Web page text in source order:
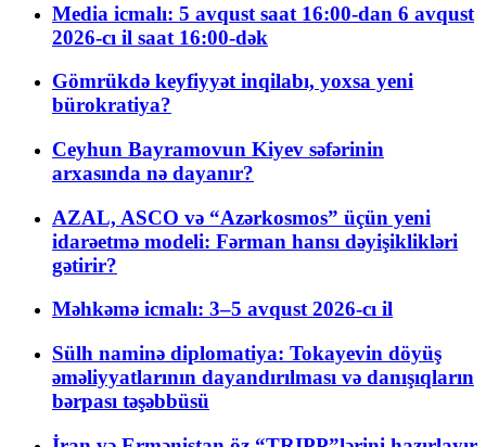
Media icmalı: 5 avqust saat 16:00-dan 6 avqust
2026-cı il saat 16:00-dək
Gömrükdə keyfiyyət inqilabı, yoxsa yeni
bürokratiya?
Ceyhun Bayramovun Kiyev səfərinin
arxasında nə dayanır?
AZAL, ASCO və “Azərkosmos” üçün yeni
idarəetmə modeli: Fərman hansı dəyişiklikləri
gətirir?
Məhkəmə icmalı: 3–5 avqust 2026-cı il
Sülh naminə diplomatiya: Tokayevin döyüş
əməliyyatlarının dayandırılması və danışıqların
bərpası təşəbbüsü